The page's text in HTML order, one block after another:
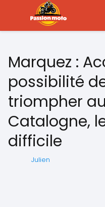
Marquez :
possibilité
triompher
Catalogne,
difficile
Julien